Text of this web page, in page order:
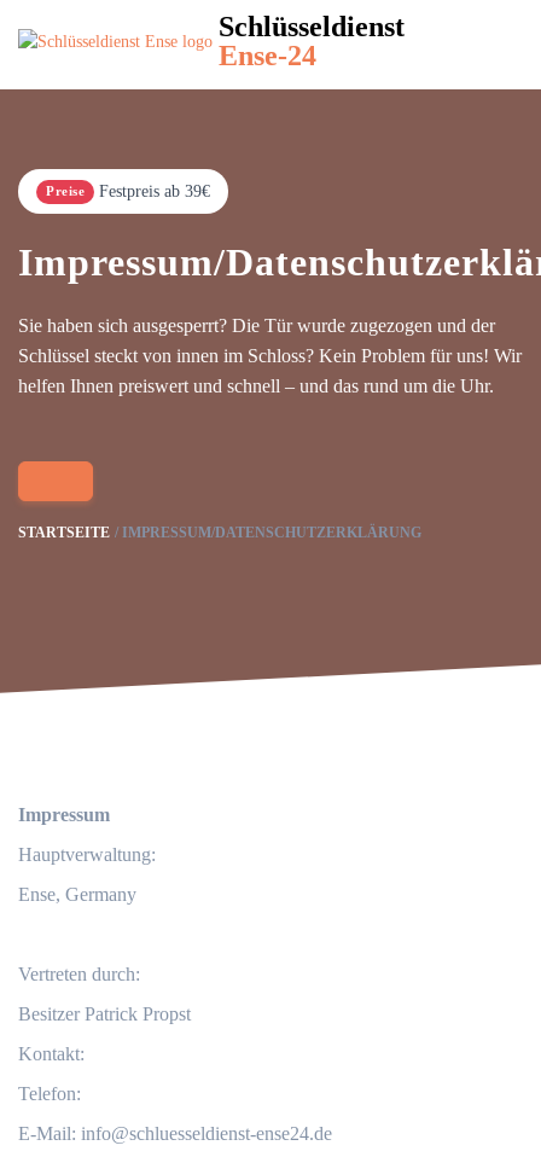
Schlüsseldienst
Ense-24
Preise Festpreis ab 39€
Impressum/
Sie haben sich ausgesperrt? Die Tür wurde zugezogen und der
Schlüssel steckt von innen im Schloss? Kein Problem für uns! Wir
helfen Ihnen preiswert und schnell – und das rund um die Uhr.
STARTSEITE IMPRESSUM/DATENSCHUTZERKLÄRUNG
Impressum
Hauptverwaltung:
Ense, Germany
Vertreten durch:
Besitzer Patrick Propst
Kontakt:
Telefon:
E-Mail: info@schluesseldienst-ense24.de